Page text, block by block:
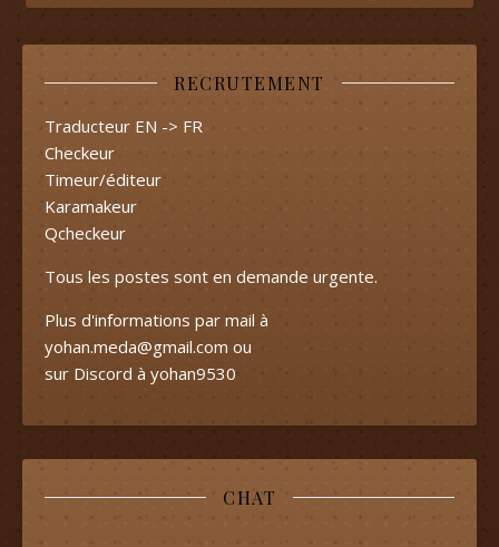
RECRUTEMENT
Traducteur EN -> FR
Checkeur
Timeur/éditeur
Karamakeur
Qcheckeur
Tous les postes sont en demande urgente.
Plus d'informations par mail à
yohan.meda@gmail.com ou
sur Discord à yohan9530
CHAT